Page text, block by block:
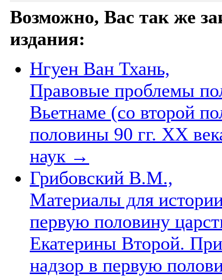
Возможно, Вас так же
издания:
Нгуен Ван Тхань,
Правовые проблемы
Вьетнаме (со второй
половины 90 гг. XX
наук →
Грибовский В.М.,
Материалы для
первую половину
Екатерины Второй.
надзор в первую